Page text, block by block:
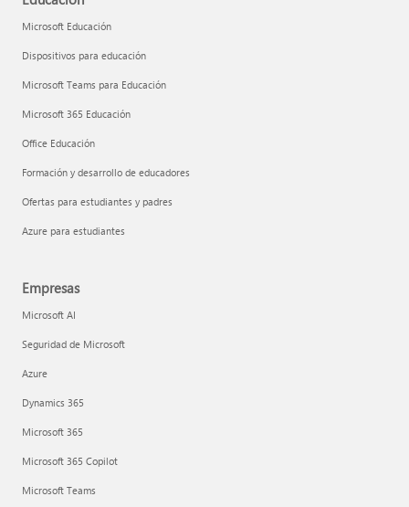
Microsoft Educación
Dispositivos para educación
Microsoft Teams para Educación
Microsoft 365 Educación
Office Educación
Formación y desarrollo de educadores
Ofertas para estudiantes y padres
Azure para estudiantes
Empresas
Microsoft AI
Seguridad de Microsoft
Azure
Dynamics 365
Microsoft 365
Microsoft 365 Copilot
Microsoft Teams